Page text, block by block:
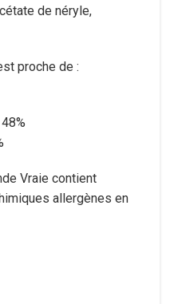
de néryle,
proche de :
Vraie contient
allergènes en